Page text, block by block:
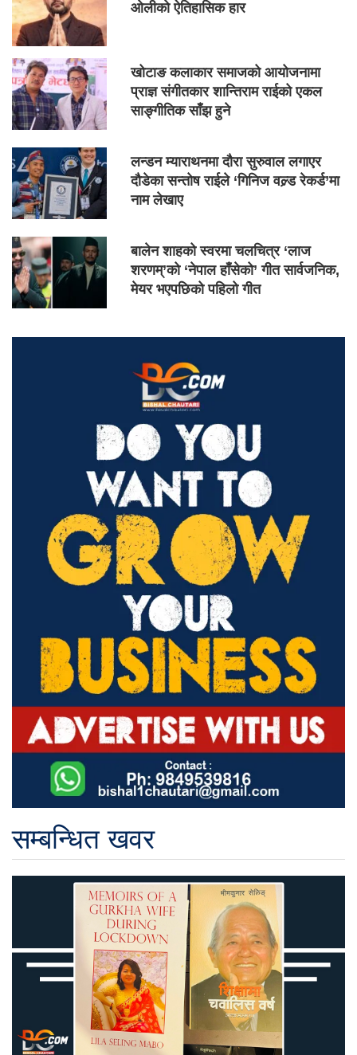
ओलीको ऐतिहासिक हार
खोटाङ कलाकार समाजको आयोजनामा
प्राज्ञ संगीतकार शान्तिराम राईको एकल
साङ्गीतिक साँझ हुने
लन्डन म्याराथनमा दौरा सुरुवाल लगाएर
दौडेका सन्तोष राईले ‘गिनिज वल्र्ड रेकर्ड’मा
नाम लेखाए
बालेन शाहको स्वरमा चलचित्र ‘लाज
शरणम्’को ‘नेपाल हाँसेको’ गीत सार्वजनिक,
मेयर भएपछिको पहिलो गीत
सम्बन्धित खवर